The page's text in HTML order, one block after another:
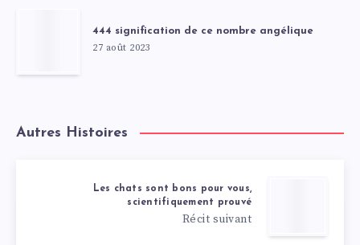
444 signification de ce nombre angélique
27 août 2023
Autres Histoires
Les chats sont bons pour vous,
scientifiquement prouvé
Récit suivant